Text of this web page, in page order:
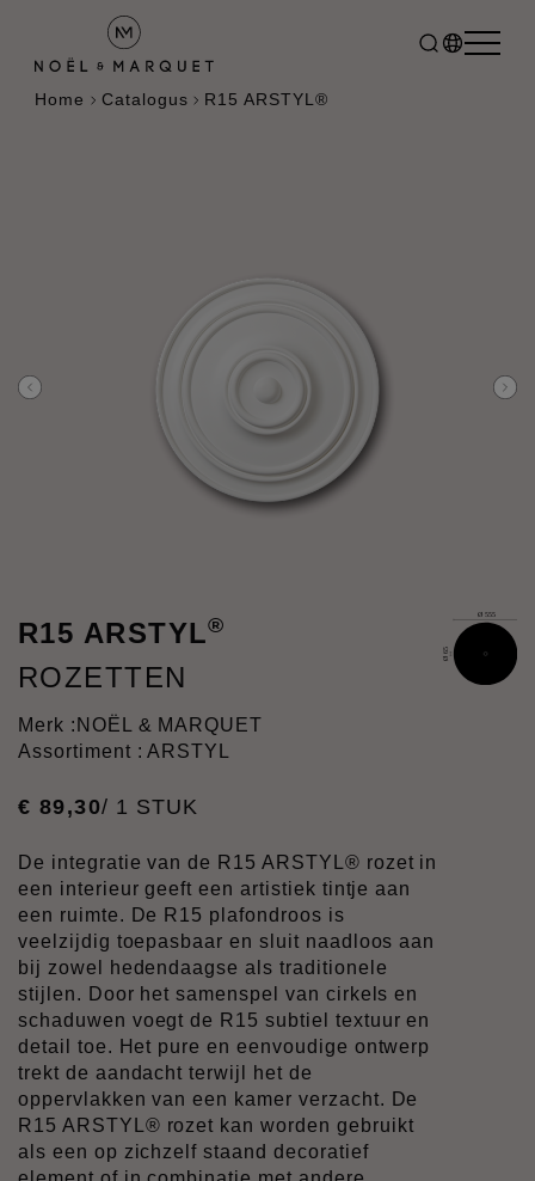
Home Catalogus R15 ARSTYL®
R15 ARSTYL®
ROZETTEN
Merk : NOËL & MARQUET
Assortiment : ARSTYL
€ 89,30/ 1 STUK
De integratie van de R15 ARSTYL® rozet in
een interieur geeft een artistiek tintje aan
een ruimte. De R15 plafondroos is
veelzijdig toepasbaar en sluit naadloos aan
bij zowel hedendaagse als traditionele
stijlen. Door het samenspel van cirkels en
schaduwen voegt de R15 subtiel textuur en
detail toe. Het pure en eenvoudige ontwerp
trekt de aandacht terwijl het de
oppervlakken van een kamer verzacht. De
R15 ARSTYL® rozet kan worden gebruikt
als een op zichzelf staand decoratief